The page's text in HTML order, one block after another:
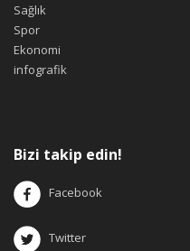
Sağlık
Spor
Ekonomi
infografik
Bizi takip edin!
Facebook
Twitter